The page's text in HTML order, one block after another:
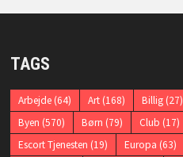
TAGS
Arbejde(64) Art(168) Billig(27)
Byen (570) Børn (79) Club (17)
Escort Tjenesten (19) Europa (63)